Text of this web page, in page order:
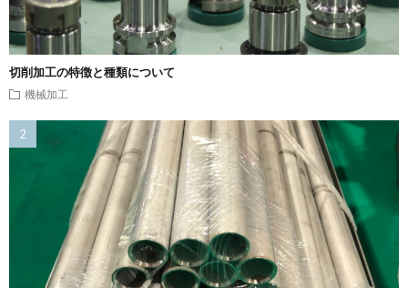
切削加工の特徴と種類について
機械加工